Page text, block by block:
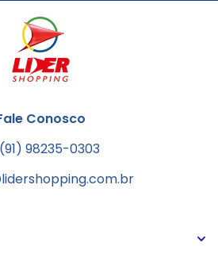
Conosco
(91) 98235-0303